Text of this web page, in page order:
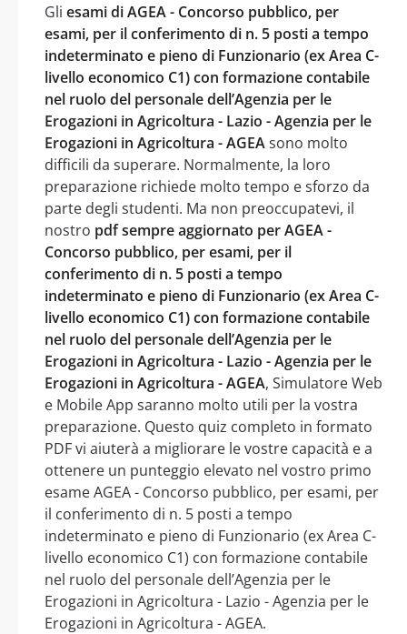
Gli esami di AGEA - Concorso pubblico, per
esami, per il conferimento di n. 5 posti a tempo
indeterminato e pieno di Funzionario (ex Area C-
livello economico C1) con formazione contabile
nel ruolo del personale dell’Agenzia per le
Erogazioni in Agricoltura - Lazio - Agenzia per le
Erogazioni in Agricoltura - AGEAsono molto
difficili da superare. Normalmente, la loro
preparazione richiede molto tempo e sforzo da
parte degli studenti. Ma non preoccupatevi, il
nostro pdf sempre aggiornato per AGEA -
Concorso pubblico, per esami, per il
conferimento di n. 5 posti a tempo
indeterminato e pieno di Funzionario (ex Area C-
livello economico C1) con formazione contabile
nel ruolo del personale dell’Agenzia per le
Erogazioni in Agricoltura - Lazio - Agenzia per le
Erogazioni in Agricoltura - AGEA, Simulatore Web
e Mobile App saranno molto utili per la vostra
preparazione. Questo quiz completo in formato
PDF vi aiuterà a migliorare le vostre capacità e a
ottenere un punteggio elevato nel vostro primo
esame AGEA - Concorso pubblico, per esami, per
il conferimento di n. 5 posti a tempo
indeterminato e pieno di Funzionario (ex Area C-
livello economico C1) con formazione contabile
nel ruolo del personale dell’Agenzia per le
Erogazioni in Agricoltura - Lazio - Agenzia per le
Erogazioni in Agricoltura - AGEA.